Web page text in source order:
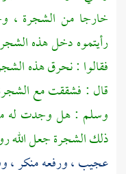
خارجا من الشجرة ،
رأيتموه دخل هذه
فقالوا : نحرق هذه
قال : فشققت مع الشجرة
وسلم : هل وجدت له
ذلك الشجرة جعل الله
عجيب ، ورفعه منكر ،